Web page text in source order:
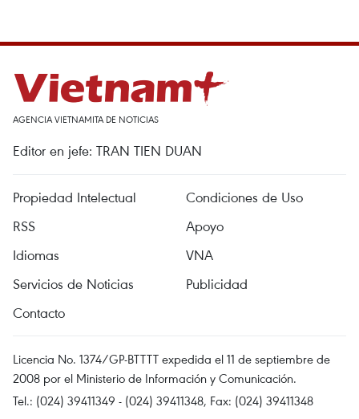
AGENCIA VIETNAMITA DE NOTICIAS
Editor en jefe: TRAN TIEN DUAN
Propiedad Intelectual
Condiciones de Uso
RSS
Apoyo
Idiomas
VNA
Servicios de Noticias
Publicidad
Contacto
Licencia No. 1374/GP-BTTTT expedida el 11 de septiembre de
2008 por el Ministerio de Información y Comunicación.
Tel.: (024) 39411349 - (024) 39411348, Fax: (024) 39411348